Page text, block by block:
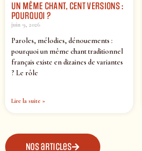
UN MÊME CHANT, CENT VERSIONS :
POURQUOI ?
juin 9, 2026
Paroles, mélodies, dénouements :
pourquoi un même chant traditionnel
français existe en dizaines de variantes
? Le rôle
Lire la suite »
Nos articles